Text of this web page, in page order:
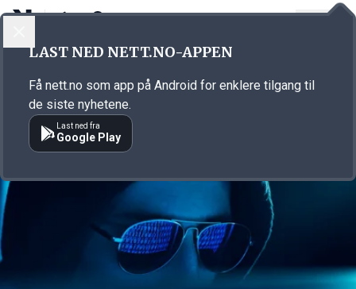
Annonsørinnhold
LAST NED NETT.NO-APPEN
Få nett.no som app på Android for enklere tilgang til
de siste nyhetene.
Last ned fra
Google Play